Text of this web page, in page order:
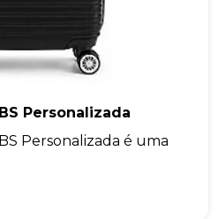
Personalizada
Personalizada é uma